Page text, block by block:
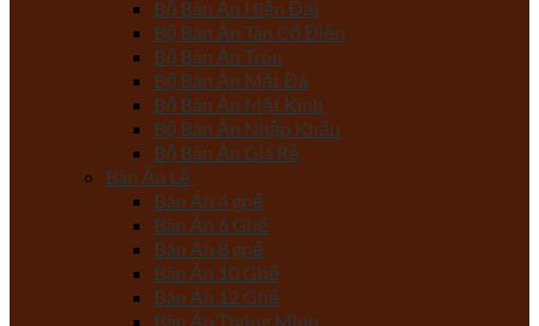
Bộ Bàn Ăn Hiện Đại
Bộ Bàn Ăn Tân Cổ Điển
Bộ Bàn Ăn Tròn
Bộ Bàn Ăn Mặt Đá
Bộ Bàn Ăn Mặt Kính
Bộ Bàn Ăn Nhập Khẩu
Bộ Bàn Ăn Giá Rẻ
Bàn Ăn Lẻ
Bàn Ăn 4 ghế
Bàn Ăn 6 Ghế
Bàn Ăn 8 ghế
Bàn Ăn 10 Ghế
Bàn Ăn 12 Ghế
Bàn Ăn Thông Minh